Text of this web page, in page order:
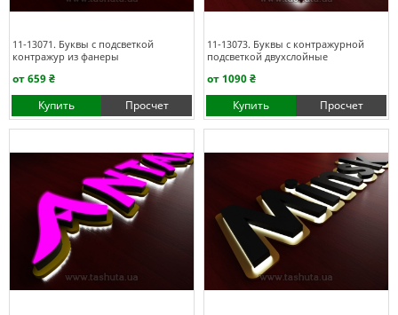
11-13071. Буквы с подсветкой
контражур из фанеры
от 659 ₴
Купить
Просчет
11-13073. Буквы с контражурной
подсветкой двухслойные
от 1090 ₴
Купить
Просчет